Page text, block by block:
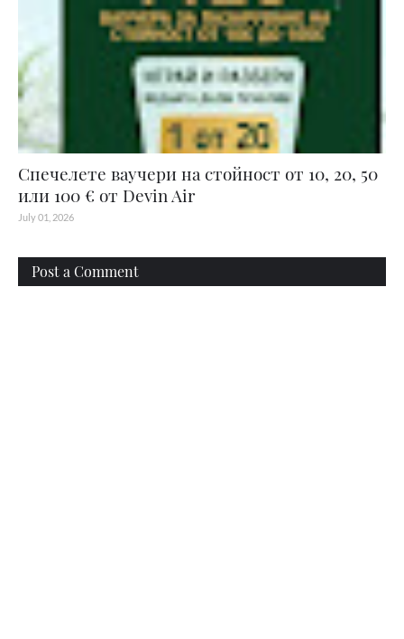
Спечелете ваучери на стойност от 10, 20, 50
или 100 € от Devin Air
July 01, 2026
Post a Comment